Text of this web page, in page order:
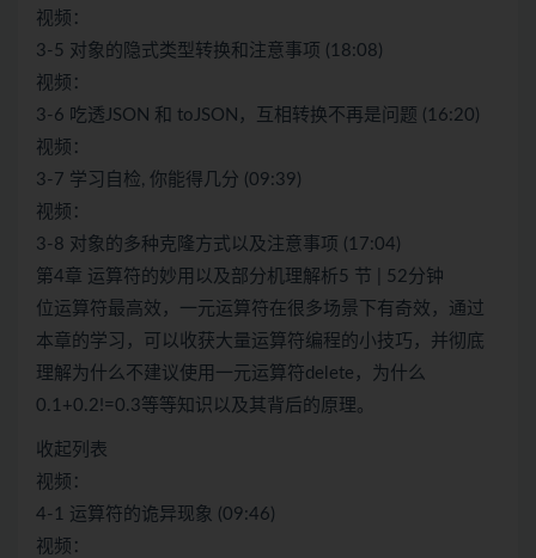
视频：
3-5 对象的隐式类型转换和注意事项 (18:08)
视频：
3-6 吃透JSON 和 toJSON，互相转换不再是问题 (16:20)
视频：
3-7 学习自检, 你能得几分 (09:39)
视频：
3-8 对象的多种克隆方式以及注意事项 (17:04)
第4章 运算符的妙用以及部分机理解析5 节 | 52分钟
位运算符最高效，一元运算符在很多场景下有奇效，通过
本章的学习，可以收获大量运算符编程的小技巧，并彻底
理解为什么不建议使用一元运算符delete，为什么
0.1+0.2!=0.3等等知识以及其背后的原理。
收起列表
视频：
4-1 运算符的诡异现象 (09:46)
视频：